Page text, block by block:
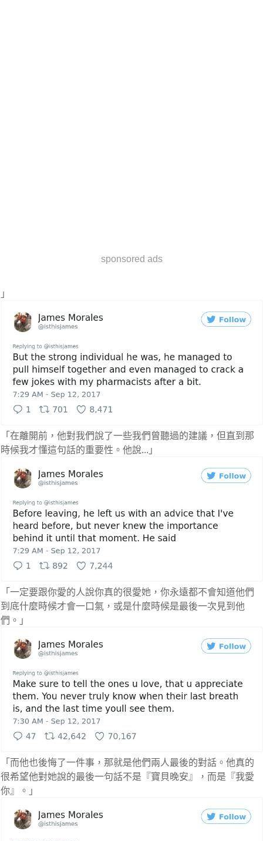
sponsored ads
」
「在離開前，他對我們說了一些我們曾聽過的建議，但直到那
時候我才懂這句話的重要性。他說...」
「一定要跟你愛的人說你真的很愛她，你永遠都不會知道他們
到底什麼時候才會一口氣，或是什麼時候是最後一次見到他
們。」
「而他也後悔了一件事，那就是他們兩人最後的對話。他真的
很希望他對她說的最後一句話不是『寶貝晚安』，而是『我愛
你』。」